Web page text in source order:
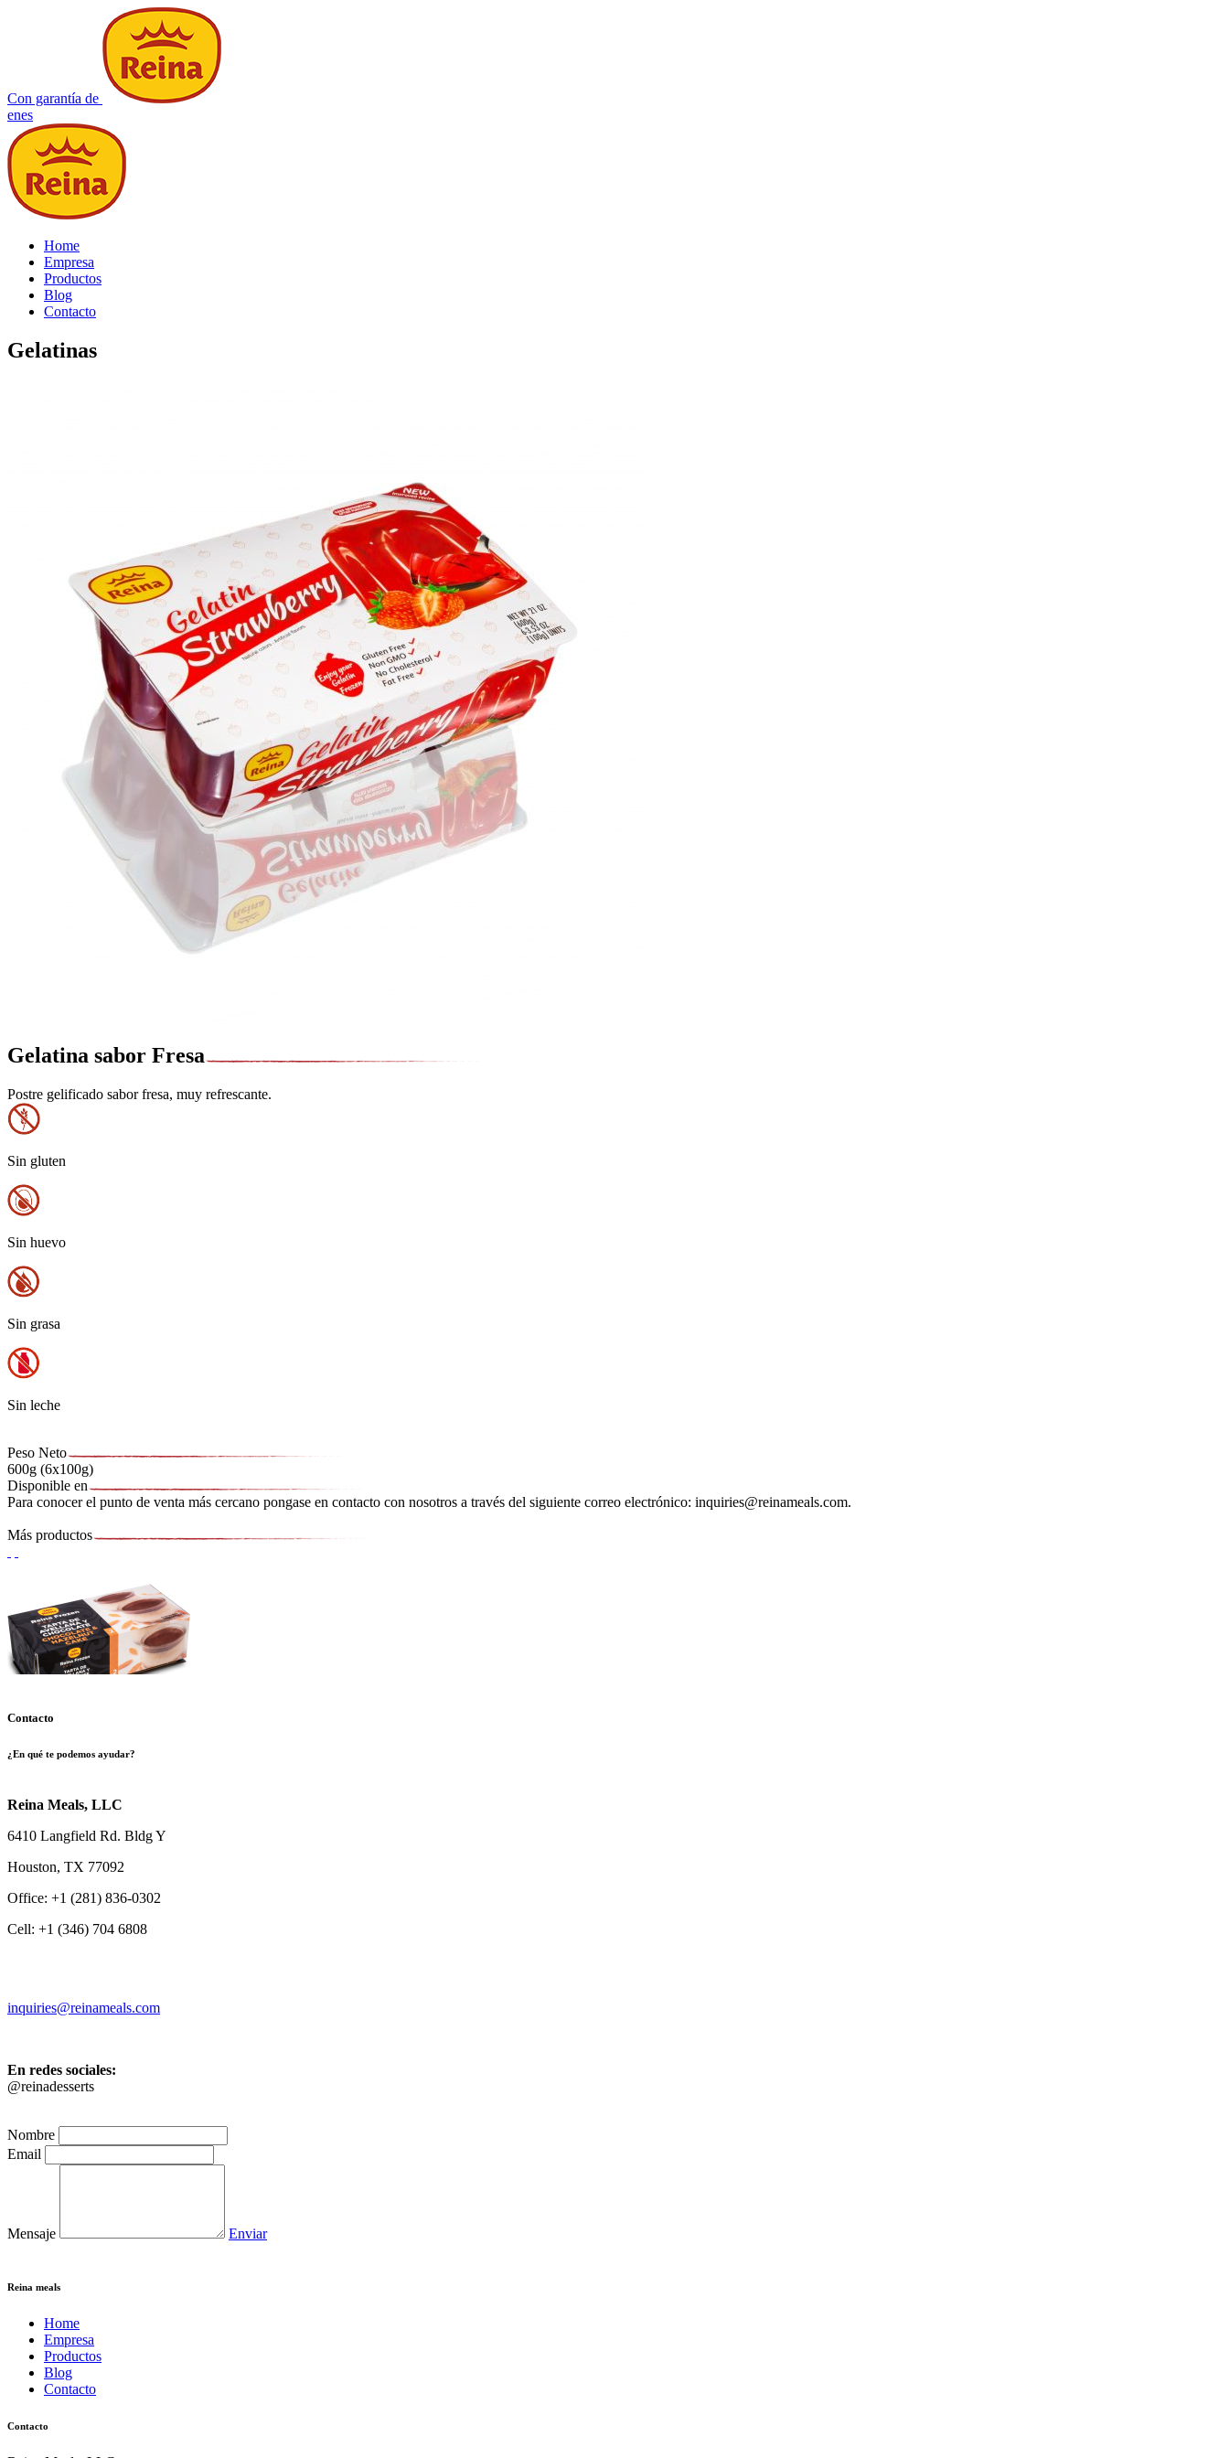
Con garantía de
enes
Home
Empresa
Productos
Blog
Contacto
Gelatinas
Gelatina sabor Fresa
Postre gelificado sabor fresa, muy refrescante.
Sin gluten
Sin huevo
Sin grasa
Sin leche
Peso Neto
600g (6x100g)
Disponible en
Para conocer el punto de venta más cercano pongase en contacto con nosotros a través del siguiente correo electrónico: inquiries@reinameals.com.
Más productos
Contacto
¿En qué te podemos ayudar?
Reina Meals, LLC
6410 Langfield Rd. Bldg Y
Houston, TX 77092
Office: +1 (281) 836-0302
Cell: +1 (346) 704 6808
inquiries@reinameals.com
En redes sociales:
@reinadesserts
Nombre
Email
Mensaje Enviar
Reina meals
Home
Empresa
Productos
Blog
Contacto
Contacto